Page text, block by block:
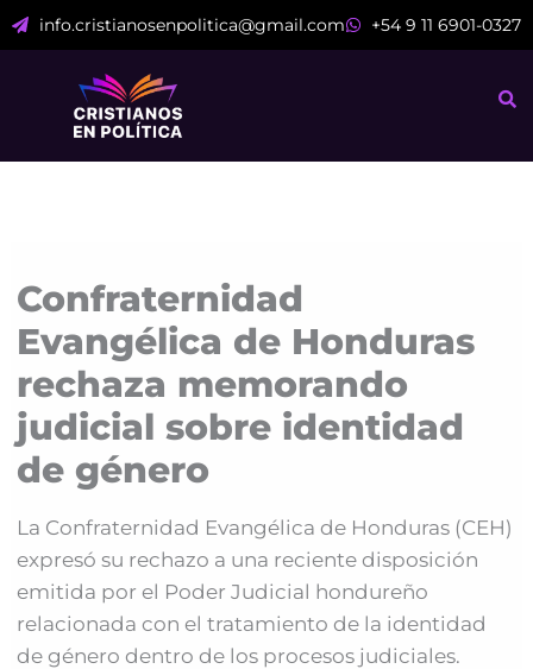
al
info.cristianosenpolitica@gmail.com +54 9 11 6901-0327
Confraternidad
Evangélica de Honduras
rechaza memorando
judicial sobre identidad
de género
La Confraternidad Evangélica de Honduras (CEH)
expresó su rechazo a una reciente disposición
emitida por el Poder Judicial hondureño
relacionada con el tratamiento de la identidad
de género dentro de los procesos judiciales.